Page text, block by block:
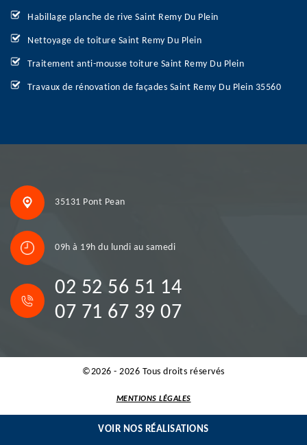
Habillage planche de rive Saint Remy Du Plein
Nettoyage de toiture Saint Remy Du Plein
Traitement anti-mousse toiture Saint Remy Du Plein
Travaux de rénovation de façades Saint Remy Du Plein 35560
35131 Pont Pean
09h à 19h du lundi au samedi
02 52 56 51 14
07 71 67 39 07
©2026 - 2026 Tous droits réservés
MENTIONS LÉGALES
VOIR NOS RÉALISATIONS